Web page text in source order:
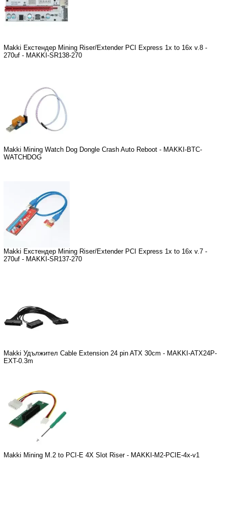
Makki Екстендер Mining Riser/Extender PCI Express 1x to 16x v.8 -
270uf - MAKKI-SR138-270
Makki Mining Watch Dog Dongle Crash Auto Reboot - MAKKI-BTC-
WATCHDOG
Makki Екстендер Mining Riser/Extender PCI Express 1x to 16x v.7 -
270uf - MAKKI-SR137-270
Makki Удължител Cable Extension 24 pin ATX 30cm - MAKKI-ATX24P-
EXT-0.3m
Makki Mining M.2 to PCI-E 4X Slot Riser - MAKKI-M2-PCIE-4x-v1